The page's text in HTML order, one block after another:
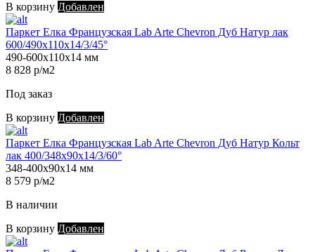
В корзину Добавлен
Паркет Елка Французская Lab Arte Chevron Дуб Натур лак
600/490х110х14/3/45°
490-600х110х14 мм
8 828 р/м2
Под заказ
В корзину Добавлен
Паркет Елка Французская Lab Arte Chevron Дуб Натур Кольт
лак 400/348х90х14/3/60°
348-400х90х14 мм
8 579 р/м2
В наличии
В корзину Добавлен